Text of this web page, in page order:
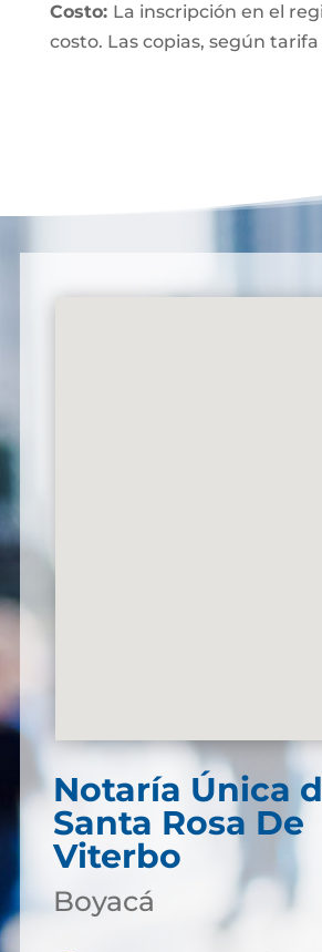
Costo: La inscripción en el
costo. Las copias, según
Notaría Única
Santa Rosa De
Viterbo
Boyacá